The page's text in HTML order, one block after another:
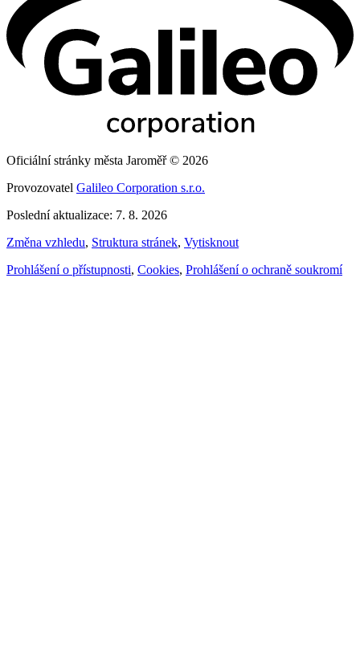
Oficiální stránky města Jaroměř © 2026
Provozovatel Galileo Corporation s.r.o.
Poslední aktualizace: 7. 8. 2026
Změna vzhledu, Struktura stránek, Vytisknout
Prohlášení o přístupnosti, Cookies, Prohlášení o ochraně soukromí